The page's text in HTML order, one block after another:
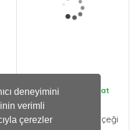
deneyimini
verimli
çerezler
Aynı Gün Tam Saat
Antoryum Saksı Çiçeği